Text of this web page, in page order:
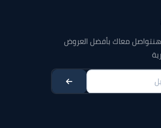
معاك بأفضل العروض